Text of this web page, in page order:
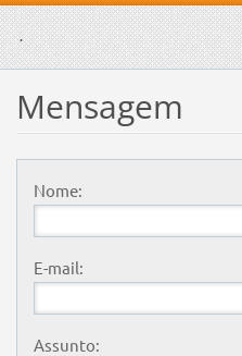
.
Mensagem
Nome:
E-mail:
Assunto: